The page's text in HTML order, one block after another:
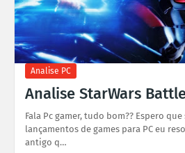
Analise PC
Analise StarWars
Fala Pc gamer, tudo bom?? Espero
lançamentos de games para PC eu
antigo q…